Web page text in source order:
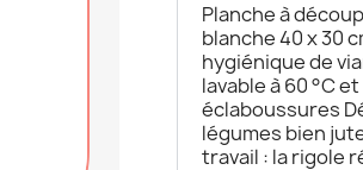
Planche à
blanche 40 x 30
hygiénique de
lavable à 60 °C
éclaboussures
légumes bien
travail : la rigole